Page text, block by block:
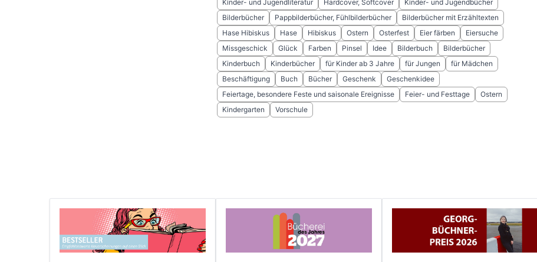
Kinder- und Jugendliteratur Hardcover, Softcover
Kinder- und Jugendbücher
Bilderbücher
Pappbilderbücher, Fühlbilderbücher
Bilderbücher mit Erzähltexten
Hase Hibiskus
Hase Hibiskus Ostern Osterfest Eier färben
Eiersuche
Missgeschick
Glück Farben Pinsel Idee Bilderbuch
Bilderbücher
Kinderbuch
Kinderbücher für Kinder ab 3 Jahre für Jungen
für Mädchen
Beschäftigung
Buch Bücher Geschenk
Geschenkidee
Feiertage, besondere Feste und saisonale Ereignisse
Feier- und Festtage
Ostern
Kindergarten
Vorschule